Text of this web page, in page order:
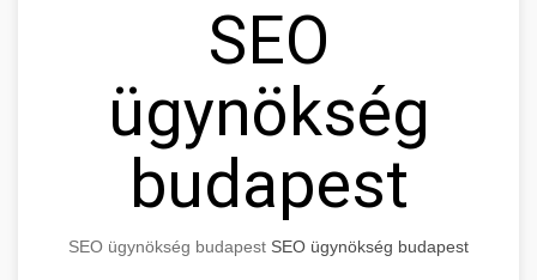
SEO
ügynökség
budapest
SEO ügynökség budapest SEO ügynökség budapest